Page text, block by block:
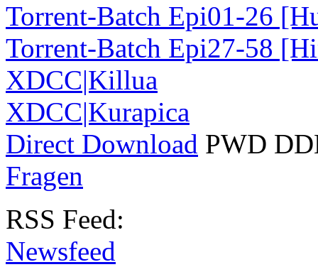
Torrent-Batch Epi01-26
Torrent-Batch Epi27-58
XDCC|Killua
XDCC|Kurapica
Direct Download PWD
Fragen
RSS Feed:
Newsfeed